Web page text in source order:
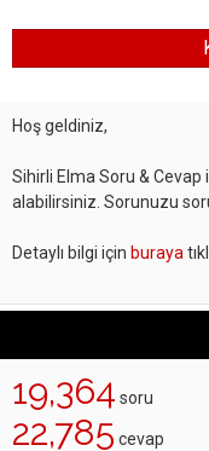
Hoş geldiniz,
Sihirli Elma Soru & Cevap
alabilirsiniz. Sorunuzu
Detaylı bilgi için buraya
19,364 soru
22,785 cevap